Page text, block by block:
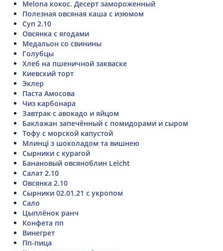
Melona кокос. Десерт замороженный
Полезная овсяная каша с изюмом
Суп 2.10
Овсянка с ягодами
Медальон со свинины
Голубцы
Хлеб на пшеничной закваске
Киевский торт
Эклер
Паста Амосова
Чиз карбонара
Завтрак с авокадо и яйцом
Баклажан запечённый с помидорами и сыром
Тофу с морской капустой
Млинці з шоколадом та вишнею
Сырники с курагой
Банановый овсяноблин Leicht
Салат 2.10
Овсянка 2.10
Сырники 02.01.21 с укропом
Сало
Цыплёнок ранч
Конфета пп
Винегрет
Пп-пица